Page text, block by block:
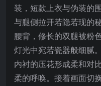
装，短款上衣与伪装的
与腿侧拉开若隐若现的
腰背，修长的双腿被粉
灯光中宛若瓷器般细腻
内衬的压花形成柔和对
柔的呼唤。接着画面切